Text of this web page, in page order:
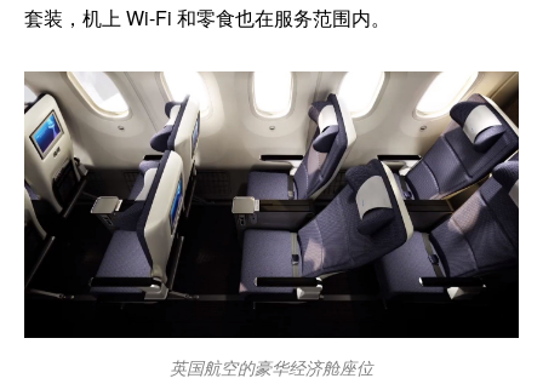
套装，机上 Wi-Fi 和零食也在服务范围内。
英国航空的豪华经济舱座位